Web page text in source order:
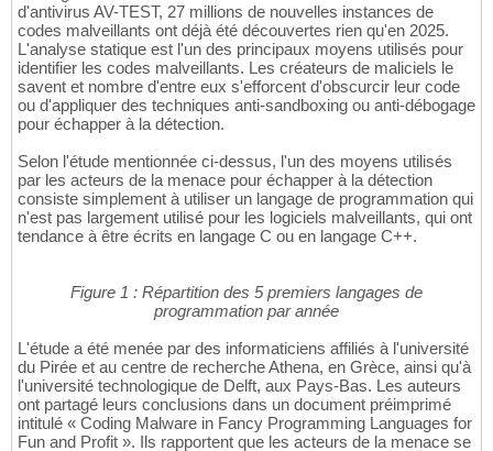
d'antivirus AV-TEST, 27 millions de nouvelles instances de
codes malveillants ont déjà été découvertes rien qu'en 2025.
L'analyse statique est l'un des principaux moyens utilisés pour
identifier les codes malveillants. Les créateurs de maliciels le
savent et nombre d'entre eux s'efforcent d'obscurcir leur code
ou d'appliquer des techniques anti-sandboxing ou anti-débogage
pour échapper à la détection.
Selon l'étude mentionnée ci-dessus, l'un des moyens utilisés
par les acteurs de la menace pour échapper à la détection
consiste simplement à utiliser un langage de programmation qui
n'est pas largement utilisé pour les logiciels malveillants, qui ont
tendance à être écrits en langage C ou en langage C++.
Figure 1 : Répartition des 5 premiers langages de
programmation par année
L'étude a été menée par des informaticiens affiliés à l'université
du Pirée et au centre de recherche Athena, en Grèce, ainsi qu'à
l'université technologique de Delft, aux Pays-Bas. Les auteurs
ont partagé leurs conclusions dans un document préimprimé
intitulé « Coding Malware in Fancy Programming Languages for
Fun and Profit ». Ils rapportent que les acteurs de la menace se